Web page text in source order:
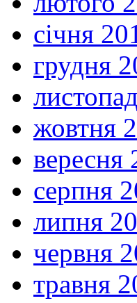
січня
грудня
жовтня
вересня
серпня
липня
червня
травня